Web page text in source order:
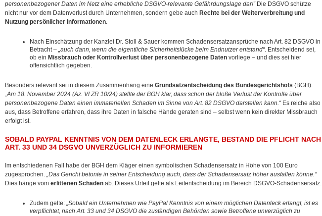
personenbezogener Daten im Netz eine erhebliche DSGVO-relevante Gefährdungslage dar!“Die DSGVO schütze
nicht nur vor dem Datenverlust durch Unternehmen, sondern gebe auch Rechte bei der Weiterverbreitung und
Nutzung persönlicher Informationen.
Nach Einschätzung der Kanzlei Dr. Stoll & Sauer kommen Schadensersatzansprüche nach Art. 82 DSGVO in
Betracht – „auch dann, wenn die eigentliche Sicherheitslücke beim Endnutzer entstand“. Entscheidend sei,
ob ein Missbrauch oder Kontrollverlust über personenbezogene Daten vorliege – und dies sei hier
offensichtlich gegeben.
Besonders relevant sei in diesem Zusammenhang eine Grundsatzentscheidung des Bundesgerichtshofs (BGH):
„Am 18. November 2024 (Az. VI ZR 10/24) stellte der BGH klar, dass schon der bloße Verlust der Kontrolle über
personenbezogene Daten einen immateriellen Schaden im Sinne von Art. 82 DSGVO darstellen kann.“Es reiche also
aus, dass Betroffene erfahren, dass ihre Daten in falsche Hände geraten sind – selbst wenn kein direkter Missbrauch
erfolgt ist.
SOBALD PAYPAL KENNTNIS VON DEM DATENLECK ERLANGTE, BESTAND DIE PFLICHT NACH
ART. 33 UND 34 DSGVO UNVERZÜGLICH ZU INFORMIEREN
Im entschiedenen Fall habe der BGH dem Kläger einen symbolischen Schadensersatz in Höhe von 100 Euro
zugesprochen. „Das Gericht betonte in seiner Entscheidung auch, dass der Schadensersatz höher ausfallen könne.“
Dies hänge vom erlittenen Schaden ab. Dieses Urteil gelte als Leitentscheidung im Bereich DSGVO-Schadensersatz.
Zudem gelte: „Sobald ein Unternehmen wie PayPal Kenntnis von einem möglichen Datenleck erlangt, ist es
verpflichtet, nach Art. 33 und 34 DSGVO die zuständigen Behörden sowie Betroffene unverzüglich zu